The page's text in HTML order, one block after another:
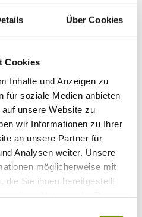
Über Cookies
Cookies
Inhalte und Anzeigen zu
für soziale Medien anbieten
unsere Website zu
wir Informationen zu Ihrer
an unsere Partner für
Analysen weiter. Unsere
möglicherweise mit
die Sie ihnen bereitgestellt